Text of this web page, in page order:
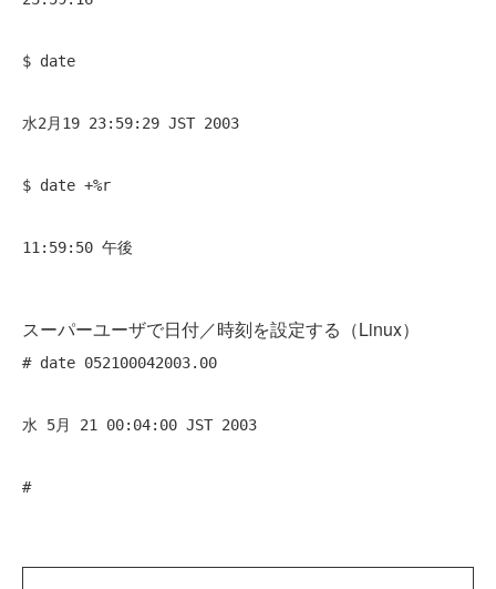
$ date
水2月19 23:59:29 JST 2003
$ date +%r
11:59:50 午後
スーパーユーザで日付／時刻を設定する（Linux）
# date 052100042003.00
水 5月 21 00:04:00 JST 2003
#